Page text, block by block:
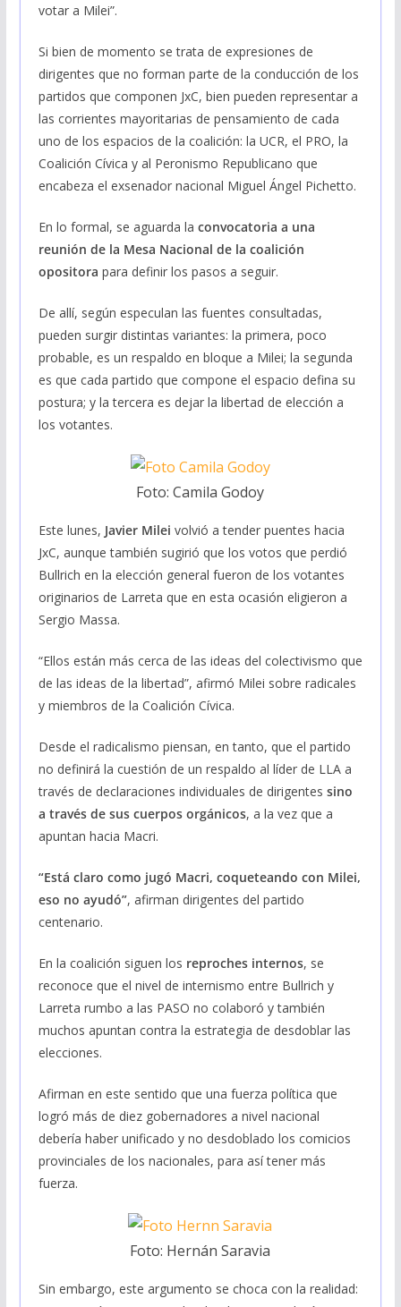
votar a Milei”.
Si bien de momento se trata de expresiones de
dirigentes que no forman parte de la conducción de los
partidos que componen JxC, bien pueden representar a
las corrientes mayoritarias de pensamiento de cada
uno de los espacios de la coalición: la UCR, el PRO, la
Coalición Cívica y al Peronismo Republicano que
encabeza el exsenador nacional Miguel Ángel Pichetto.
En lo formal, se aguarda la convocatoria a una
reunión de la Mesa Nacional de la coalición
opositora para definir los pasos a seguir.
De allí, según especulan las fuentes consultadas,
pueden surgir distintas variantes: la primera, poco
probable, es un respaldo en bloque a Milei; la segunda
es que cada partido que compone el espacio defina su
postura; y la tercera es dejar la libertad de elección a
los votantes.
Foto: Camila Godoy
Este lunes, Javier Milei volvió a tender puentes hacia
JxC, aunque también sugirió que los votos que perdió
Bullrich en la elección general fueron de los votantes
originarios de Larreta que en esta ocasión eligieron a
Sergio Massa.
“Ellos están más cerca de las ideas del colectivismo que
de las ideas de la libertad”, afirmó Milei sobre radicales
y miembros de la Coalición Cívica.
Desde el radicalismo piensan, en tanto, que el partido
no definirá la cuestión de un respaldo al líder de LLA a
través de declaraciones individuales de dirigentes sino
a través de sus cuerpos orgánicos, a la vez que a
apuntan hacia Macri.
“Está claro como jugó Macri, coqueteando con Milei,
eso no ayudó”, afirman dirigentes del partido
centenario.
En la coalición siguen los reproches internos, se
reconoce que el nivel de internismo entre Bullrich y
Larreta rumbo a las PASO no colaboró y también
muchos apuntan contra la estrategia de desdoblar las
elecciones.
Afirman en este sentido que una fuerza política que
logró más de diez gobernadores a nivel nacional
debería haber unificado y no desdoblado los comicios
provinciales de los nacionales, para así tener más
fuerza.
Foto: Hernán Saravia
Sin embargo, este argumento se choca con la realidad: